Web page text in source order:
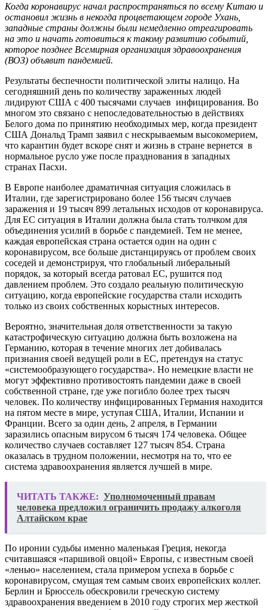
Когда коронавирус начал распространяться по всему Китаю и
остановил жизнь в некогда процветающем городе Ухань,
западные страны должны были немедленно отреагировать
на это и начать готовиться к такому развитию событий,
которое позднее Всемирная организация здравоохранения
(ВОЗ) объявит пандемией.
Результаты беспечности политической элиты налицо. На
сегодняшний день по количеству зараженных людей
лидируют США с 400 тысячами случаев инфицирования. Во
многом это связано с непоследовательностью в действиях
Белого дома по принятию необходимых мер, когда президент
США Дональд Трамп заявил с нескрываемым высокомерием,
что карантин будет вскоре снят и жизнь в стране вернется в
нормальное русло уже после празднования в западных
странах Пасхи.
В Европе наиболее драматичная ситуация сложилась в
Италии, где зарегистрировано более 156 тысяч случаев
заражения и 19 тысяч 899 летальных исходов от коронавируса.
Для ЕС ситуация в Италии должна была стать толчком для
объединения усилий в борьбе с пандемией. Тем не менее,
каждая европейская страна остается один на один с
коронавирусом, все больше дистанцируясь от проблем своих
соседей и демонстрируя, что глобальный либеральный
порядок, за который всегда ратовал ЕС, рушится под
давлением проблем. Это создало реальную политическую
ситуацию, когда европейские государства стали исходить
только из своих собственных корыстных интересов.
Вероятно, значительная доля ответственности за такую ​​
катастрофическую ситуацию должна быть возложена на
Германию, которая в течение многих лет добивалась
признания своей ведущей роли в ЕС, претендуя на статус
«системообразующего государства». Но немецкие власти не
могут эффективно противостоять пандемии даже в своей
собственной стране, где уже погибло более трех тысяч
человек. По количеству инфицированных Германия находится
на пятом месте в мире, уступая США, Италии, Испании и
Франции. Всего за один день, 2 апреля, в Германии
заразились опасным вирусом 6 тысяч 174 человека. Общее
количество случаев составляет 127 тысяч 854. Страна
оказалась в трудном положении, несмотря на то, что ее
система здравоохранения является лучшей в мире.
ЧИТАТЬ ТАКЖЕ: Уполномоченный правам
человека предложил ограничить продажу алкоголя
Алтайском крае
По иронии судьбы именно маленькая Греция, некогда
считавшаяся «паршивой овцой» Европы, с известным своей
«ленью» населением, стала примером успеха в борьбе с
коронавирусом, смущая тем самым своих европейских коллег.
Берлин и Брюссель обескровили греческую систему
здравоохранения введением в 2010 году строгих мер жесткой